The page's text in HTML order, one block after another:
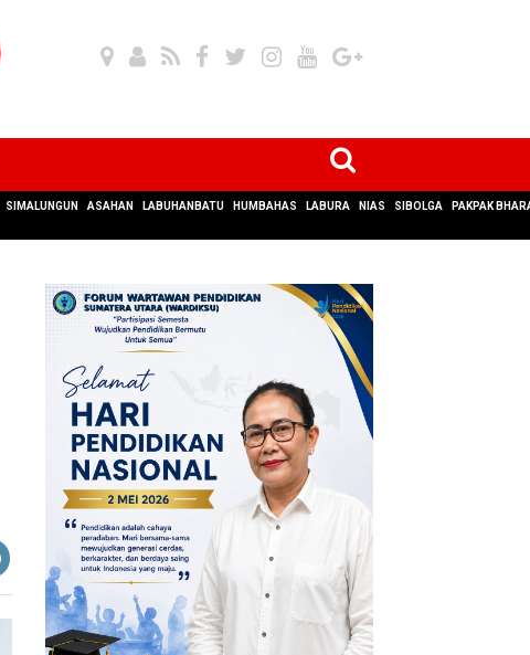
SIMALUNGUN ASAHAN LABUHANBATU HUMBAHAS LABURA NIAS SIBOLGA PAKPAK